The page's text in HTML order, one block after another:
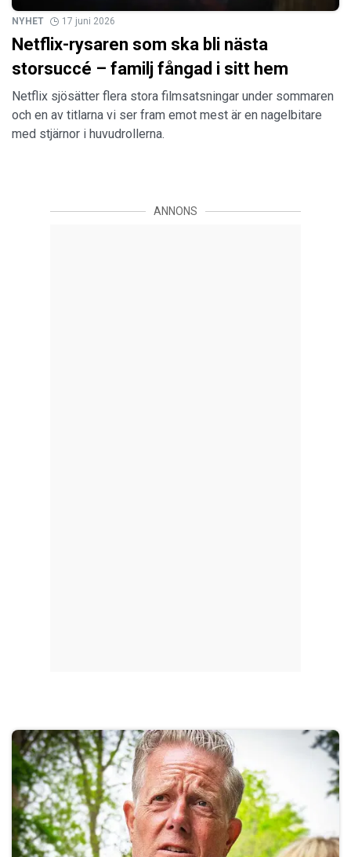
NYHET 17 juni 2026
Netflix-rysaren som ska bli nästa
storsuccé – familj fångad i sitt hem
Netflix sjösätter flera stora filmsatsningar under sommaren
och en av titlarna vi ser fram emot mest är en nagelbitare
med stjärnor i huvudrollerna.
ANNONS